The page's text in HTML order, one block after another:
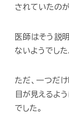
されていたの
医師はそう説
ないようでした
ただ、一つだ
目が見えるよ
でした。